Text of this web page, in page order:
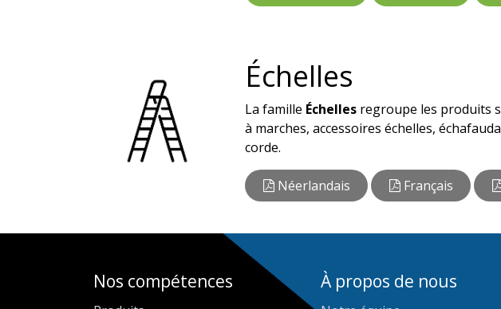
Échelles
La famille Échelles regroupe les produits
à marches, accessoires échelles,
corde.
Néerlandais Français
Nos compétences À propos de nous